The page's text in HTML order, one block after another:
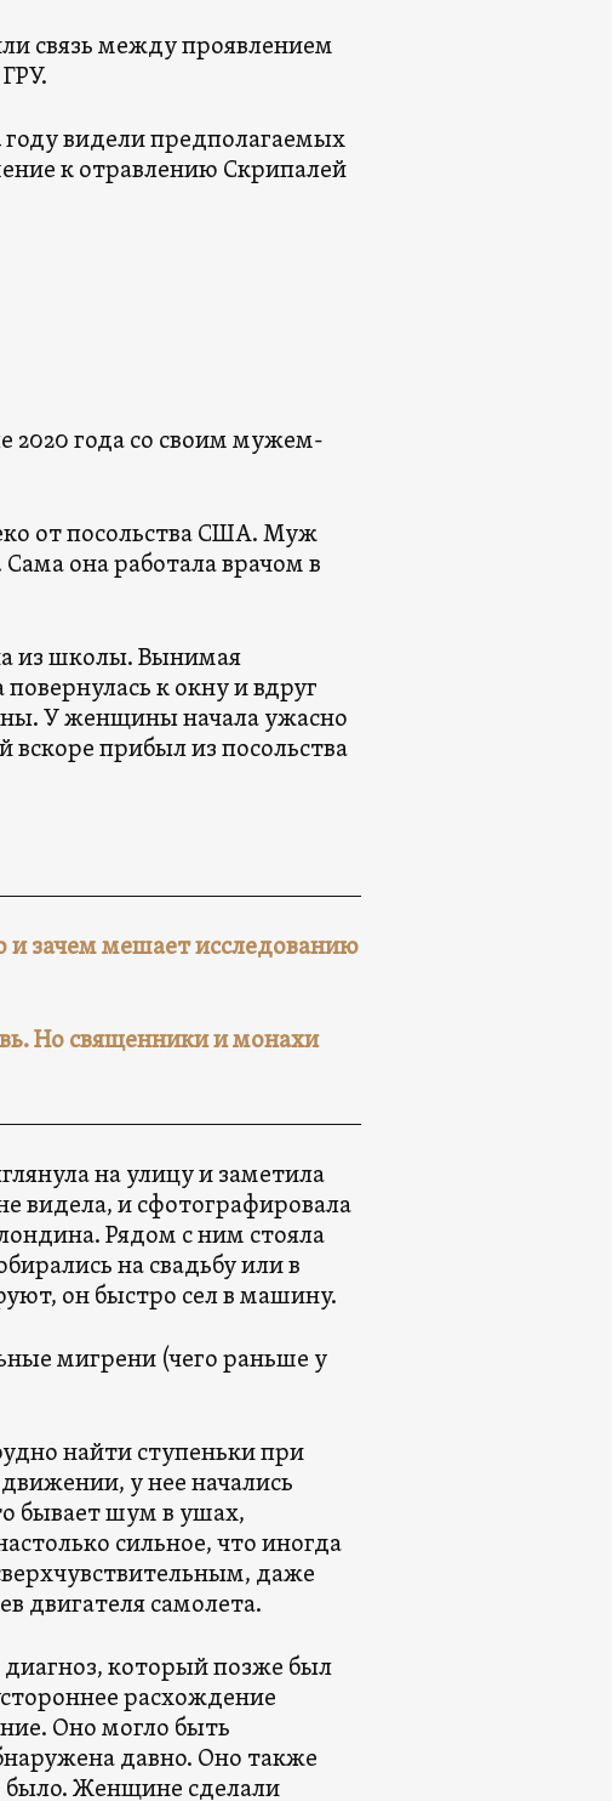
связь между проявлением
видели предполагаемых
к отравлению Скрипалей
2020 года со своим мужем-
от посольства США. Муж
она работала врачом в
из школы. Вынимая
к окну и вдруг
У женщины начала ужасно
прибыл из посольства
и зачем мешает исследованию
Но священники и монахи
на улицу и заметила
видела, и сфотографировала
Рядом с ним стояла
на свадьбу или в
он быстро сел в машину.
мигрени (чего раньше у
найти ступеньки при
у нее начались
бывает шум в ушах,
сильное, что иногда
даже
двигателя самолета.
который позже был
расхождение
Оно могло быть
давно. Оно также
было. Женщине сделали